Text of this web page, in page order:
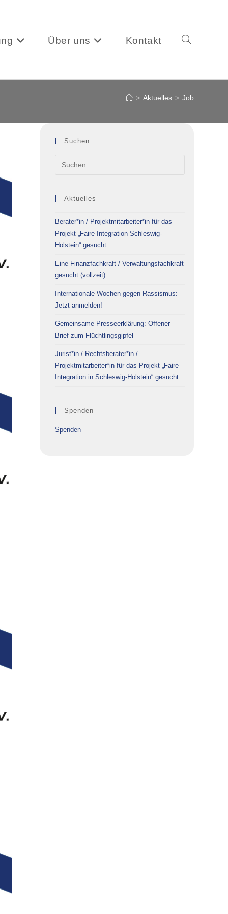
Über uns Kontakt Website-
> Aktuelles > Job
Suchen
Aktuelles
Berater*in / Projektmitarbeiter*in für das
Projekt „Faire Integration Schleswig-
Holstein“ gesucht
Eine Finanzfachkraft / Verwaltungsfachkraft
gesucht (vollzeit)
Internationale Wochen gegen Rassismus:
Jetzt anmelden!
Gemeinsame Presseerklärung: Offener
Brief zum Flüchtlingsgipfel
Jurist*in / Rechtsberater*in /
Projektmitarbeiter*in für das Projekt „Faire
Integration in Schleswig-Holstein“ gesucht
Spenden
Spenden